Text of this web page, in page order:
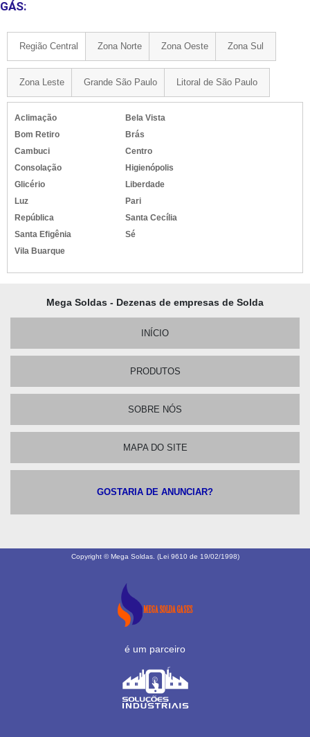
GÁS:
Região Central Zona Norte Zona Oeste Zona Sul
Zona Leste Grande São Paulo Litoral de São Paulo
Aclimação
Bela Vista
Bom Retiro
Brás
Cambuci
Centro
Consolação
Higienópolis
Glicério
Liberdade
Luz
Pari
República
Santa Cecília
Santa Efigênia
Sé
Vila Buarque
Mega Soldas - Dezenas de empresas de Solda
INÍCIO
PRODUTOS
SOBRE NÓS
MAPA DO SITE
GOSTARIA DE ANUNCIAR?
Copyright © Mega Soldas. (Lei 9610 de 19/02/1998)
é um parceiro